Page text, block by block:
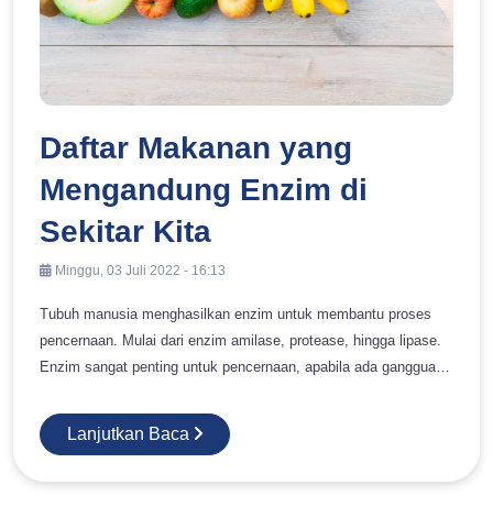
Daftar Makanan yang
Mengandung Enzim di
Sekitar Kita
Minggu, 03 Juli 2022 - 16:13
Tubuh manusia menghasilkan enzim untuk membantu proses
pencernaan. Mulai dari enzim amilase, protease, hingga lipase.
Enzim sangat penting untuk pencernaan, apabila ada gangguan
kembung. Selain diproduksi tubuh, ada juga beberapa jenis
makanan yang mengandung enzim. Nah, makanan-makanan
Lanjutkan Baca